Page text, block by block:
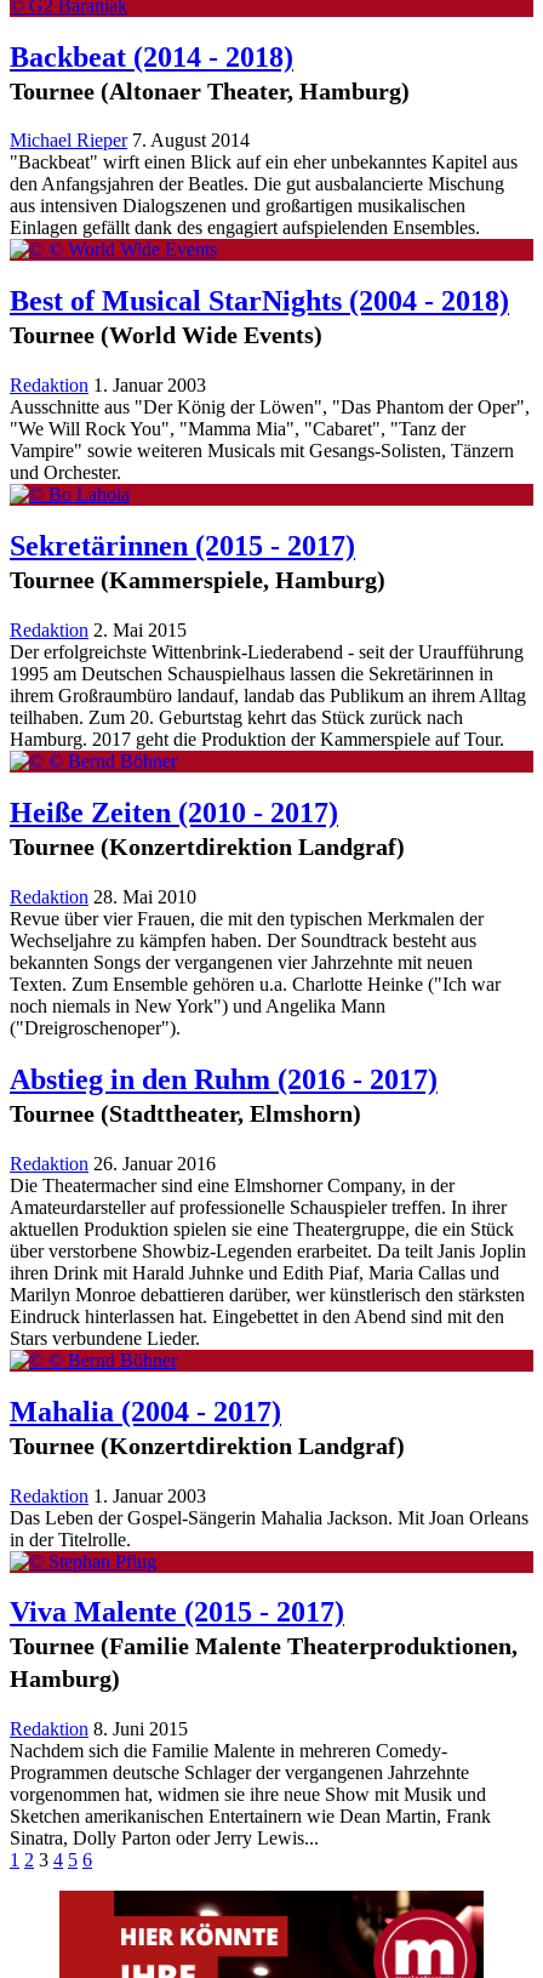
Backbeat (2014 - 2018)
Tournee (Altonaer Theater, Hamburg)
Michael Rieper 7. August 2014
"Backbeat" wirft einen Blick auf ein eher unbekanntes Kapitel aus
den Anfangsjahren der Beatles. Die gut ausbalancierte Mischung
aus intensiven Dialogszenen und großartigen musikalischen
Einlagen gefällt dank des engagiert aufspielenden Ensembles.
Best of Musical StarNights (2004 - 2018)
Tournee (World Wide Events)
Redaktion 1. Januar 2003
Ausschnitte aus "Der König der Löwen", "Das Phantom der Oper",
"We Will Rock You", "Mamma Mia", "Cabaret", "Tanz der
Vampire" sowie weiteren Musicals mit Gesangs-Solisten, Tänzern
und Orchester.
Sekretärinnen (2015 - 2017)
Tournee (Kammerspiele, Hamburg)
Redaktion 2. Mai 2015
Der erfolgreichste Wittenbrink-Liederabend - seit der Uraufführung
1995 am Deutschen Schauspielhaus lassen die Sekretärinnen in
ihrem Großraumbüro landauf, landab das Publikum an ihrem Alltag
teilhaben. Zum 20. Geburtstag kehrt das Stück zurück nach
Hamburg. 2017 geht die Produktion der Kammerspiele auf Tour.
Heiße Zeiten (2010 - 2017)
Tournee (Konzertdirektion Landgraf)
Redaktion 28. Mai 2010
Revue über vier Frauen, die mit den typischen Merkmalen der
Wechseljahre zu kämpfen haben. Der Soundtrack besteht aus
bekannten Songs der vergangenen vier Jahrzehnte mit neuen
Texten. Zum Ensemble gehören u.a. Charlotte Heinke ("Ich war
noch niemals in New York") und Angelika Mann
("Dreigroschenoper").
Abstieg in den Ruhm (2016 - 2017)
Tournee (Stadttheater, Elmshorn)
Redaktion 26. Januar 2016
Die Theatermacher sind eine Elmshorner Company, in der
Amateurdarsteller auf professionelle Schauspieler treffen. In ihrer
aktuellen Produktion spielen sie eine Theatergruppe, die ein Stück
über verstorbene Showbiz-Legenden erarbeitet. Da teilt Janis Joplin
ihren Drink mit Harald Juhnke und Edith Piaf, Maria Callas und
Marilyn Monroe debattieren darüber, wer künstlerisch den stärksten
Eindruck hinterlassen hat. Eingebettet in den Abend sind mit den
Stars verbundene Lieder.
Mahalia (2004 - 2017)
Tournee (Konzertdirektion Landgraf)
Redaktion 1. Januar 2003
Das Leben der Gospel-Sängerin Mahalia Jackson. Mit Joan Orleans
in der Titelrolle.
Viva Malente (2015 - 2017)
Tournee (Familie Malente Theaterproduktionen,
Hamburg)
Redaktion 8. Juni 2015
Nachdem sich die Familie Malente in mehreren Comedy-
Programmen deutsche Schlager der vergangenen Jahrzehnte
vorgenommen hat, widmen sie ihre neue Show mit Musik und
Sketchen amerikanischen Entertainern wie Dean Martin, Frank
Sinatra, Dolly Parton oder Jerry Lewis...
1 2 3 4 5 6